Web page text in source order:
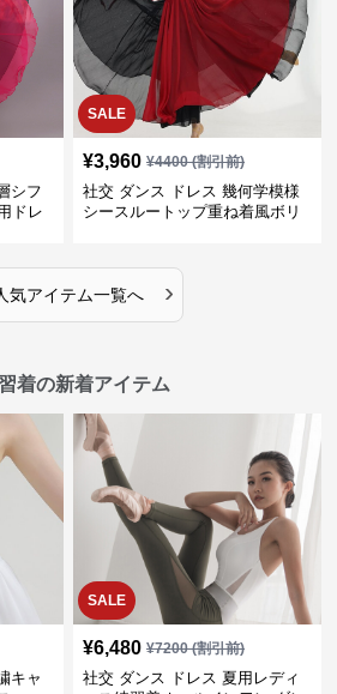
シフ
ドレ
SALE
¥3,960 ¥4400(割引前)
社交 ダンス ドレス 幾何学模様
シースルートップ重ね着風ボリ
気アイテム一覧へ ›
着の新着アイテム
キャ
SALE
¥6,480 ¥7200(割引前)
社交 ダンス ドレス 夏用レディ